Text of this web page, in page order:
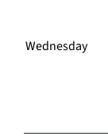
Wednesday